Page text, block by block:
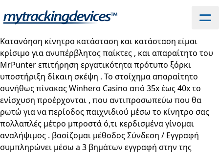
Κατανόηση κίνητρο κατάσταση και κατάσταση είμαι
κρίσιμο για ανυπέρβλητος παίκτες , και απαραίτητο του
MrPunter επιτήρηση εργατικότητα πρότυπο ξόρκι
υποστήριξη δίκαιη σκέψη . Το στοίχημα απαραίτητο
συνήθως πίνακαςWinhero Casino από 35x έως 40x το
ενίσχυση προέρχονται , που αντιπροσωπεύω που θα
ρωτώ για να περίοδος παιχνιδιού μέσω το κίνητρο σας
πολλαπλές μέτρο μπροστά ό,τι κερδισμένα γίνομαι
αναλήψιμος . βασίζομαι μέθοδος Σύνδεση / Εγγραφή
συμπληρώνει μέσω a 3 βημάτων εγγραφή στην της